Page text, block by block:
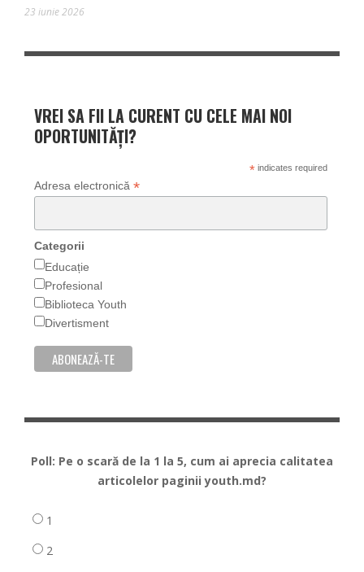
23 iunie 2026
VREI SA FII LA CURENT CU CELE MAI NOI
OPORTUNITĂȚI?
*indicates required
Adresa electronică *
Categorii
Educație
Profesional
Biblioteca Youth
Divertisment
Poll: Pe o scară de la 1 la 5, cum ai aprecia calitatea
articolelor paginii youth.md?
1
2